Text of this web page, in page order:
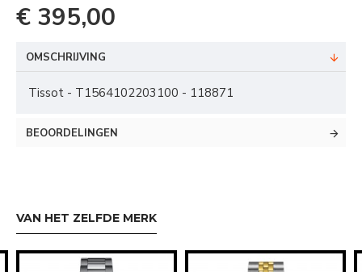
€ 395,00
OMSCHRIJVING
Tissot - T1564102203100 - 118871
BEOORDELINGEN
VAN HET ZELFDE MERK